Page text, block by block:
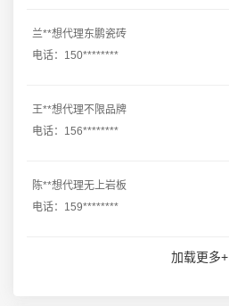
兰**想代理东鹏瓷砖
电话：150********
王**想代理不限品牌
电话：156********
陈**想代理无上岩板
电话：159********
加载更多+